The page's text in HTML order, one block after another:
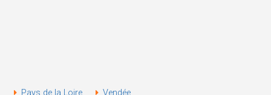
Pays de la Loire
Vendée